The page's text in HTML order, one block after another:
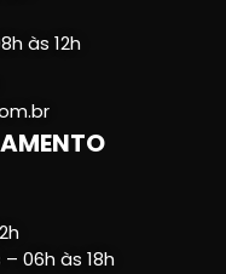
às 12h
06h às 18h